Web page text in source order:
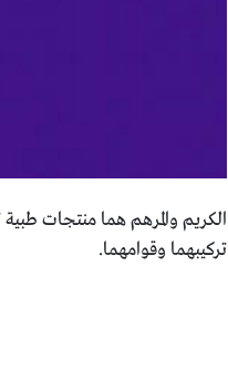
الكريم والمرهم هما منتجات
تركيبهما وقوامهما.